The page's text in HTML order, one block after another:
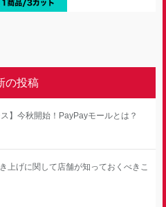
の投稿
】今秋開始！PayPayモールとは？
上げに関して店舗が知っておくべきこ